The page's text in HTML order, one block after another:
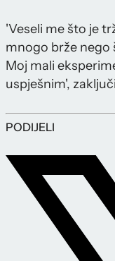
'Veseli me što je
mnogo brže nego
Moj mali
uspješnim',
PODIJELI